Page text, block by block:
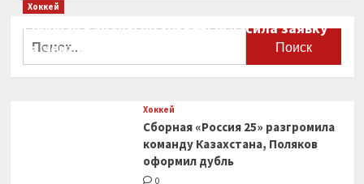
Хоккей
Сборная Канады по хоккею огласила заявку
на чемпионат мира
Хоккей
Сборная «Россия 25» разгромила
команду Казахстана, Поляков
оформил дубль
0